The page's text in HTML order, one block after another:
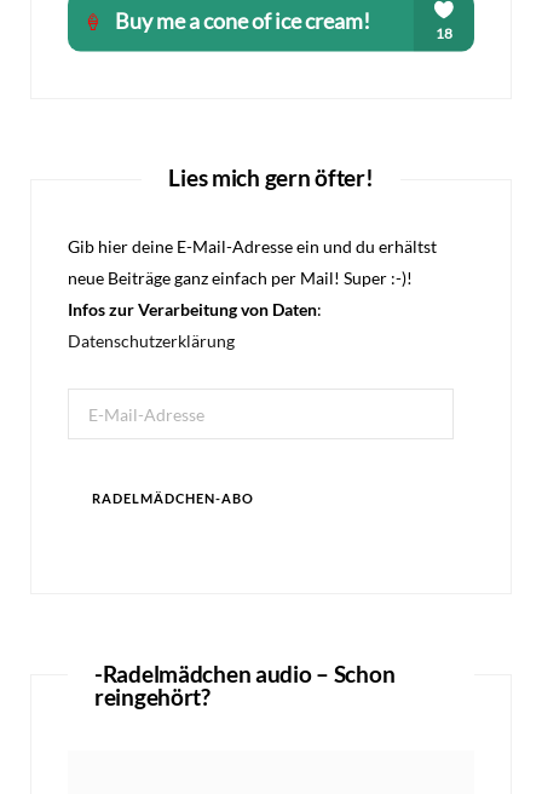
Lies mich gern öfter!
Gib hier deine E-Mail-Adresse ein und du erhältst
neue Beiträge ganz einfach per Mail! Super :-)!
Infos zur Verarbeitung von Daten:
Datenschutzerklärung
Mail-
RADELMÄDCHEN-ABO
-Radelmädchen audio – Schon
reingehört?